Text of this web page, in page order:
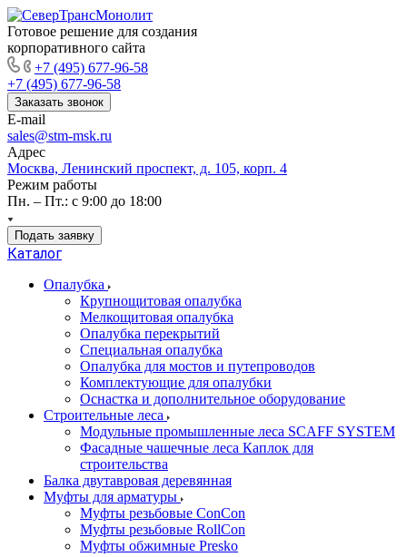
Готовое решение для создания
корпоративного сайта
+7 (495) 677-96-58
+7 (495) 677-96-58
Заказать звонок
E-mail
sales@stm-msk.ru
Адрес
Москва, Ленинский проспект, д. 105, корп. 4
Режим работы
Пн. – Пт.: с 9:00 до 18:00
Подать заявку
Каталог
Опалубка
Крупнощитовая опалубка
Мелкощитовая опалубка
Опалубка перекрытий
Специальная опалубка
Опалубка для мостов и путепроводов
Комплектующие для опалубки
Оснастка и дополнительное оборудование
Строительные леса
Модульные промышленные леса SCAFF SYSTEM
Фасадные чашечные леса Каплок для
строительства
Балка двутавровая деревянная
Муфты для арматуры
Муфты резьбовые ConCon
Муфты резьбовые RollCon
Муфты обжимные Presko